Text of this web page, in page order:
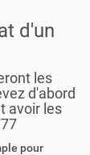
d'un
les
d'abord
avoir les
pour